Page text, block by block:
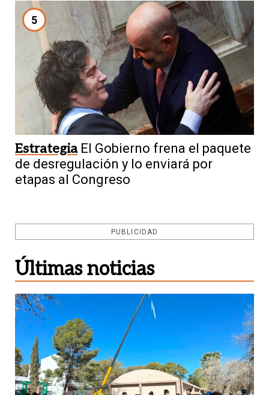
5
Estrategia El Gobierno frena el paquete
de desregulación y lo enviará por
etapas al Congreso
PUBLICIDAD
Últimas noticias